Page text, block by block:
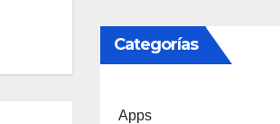
Categorías
Apps